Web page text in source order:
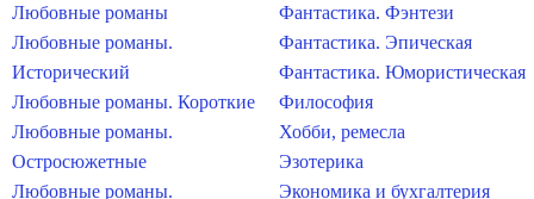
Любовные романы
Любовные романы.
Исторический
Любовные романы. Короткие
Любовные романы.
Остросюжетные
Любовные романы.
Фантастика. Фэнтези
Фантастика. Эпическая
Фантастика. Юмористическая
Философия
Хобби, ремесла
Эзотерика
Экономика и бухгалтерия